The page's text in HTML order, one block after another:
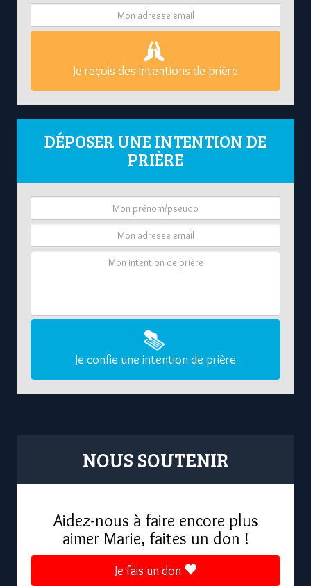
Je reçois des intentions de prière
DÉPOSER UNE INTENTION DE
PRIÈRE
Je confie une intention de prière
NOUS SOUTENIR
Aidez-nous à faire encore plus
aimer Marie, faites un don !
Je fais un don